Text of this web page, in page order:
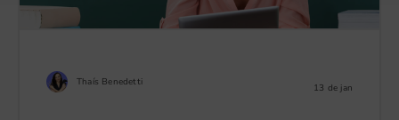
Thaís Benedetti 13 de jan